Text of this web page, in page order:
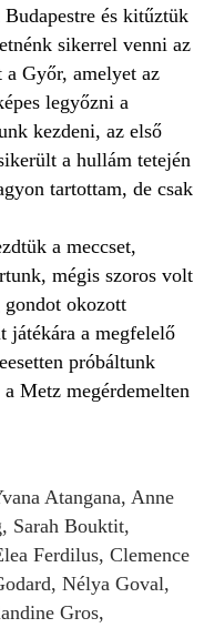
és kitűztük
sikerrel venni az
Győr, amelyet az
legyőzni a
kezdeni, az első
a hullám tetején
tartottam, de csak
a meccset,
mégis szoros volt
gondot okozott
játékára a megfelelő
próbáltunk
Metz megérdemelten
Atangana, Anne
Sarah Bouktit,
Ferdilus, Clemence
Nélya Goval,
Gros,